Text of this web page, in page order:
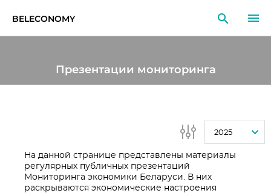
BELECONOMY
СОБЫТИЯ
Презентации мониторинга
2025
На данной странице представлены материалы
регулярных публичных презентаций
Мониторинга экономики Беларуси. В них
раскрываются экономические настроения